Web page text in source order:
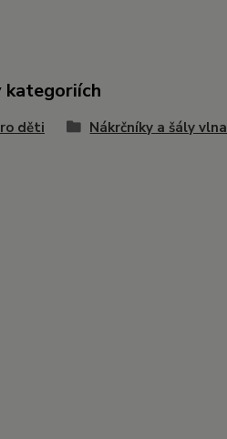
kategoriích
děti Nákrčníky a šály vlna